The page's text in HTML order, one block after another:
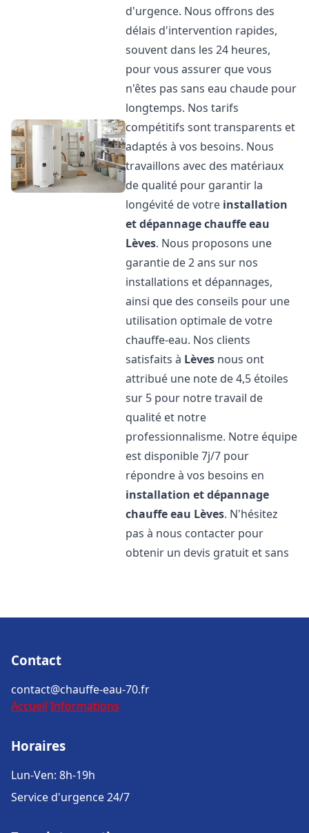
d'urgence. Nous offrons des
délais d'intervention rapides,
souvent dans les 24 heures,
pour vous assurer que vous
n'êtes pas sans eau chaude pour
longtemps. Nos tarifs
compétitifs sont transparents et
adaptés à vos besoins. Nous
travaillons avec des matériaux
de qualité pour garantir la
longévité de votre installation
et dépannage chauffe eau
Lèves. Nous proposons une
garantie de 2 ans sur nos
installations et dépannages,
ainsi que des conseils pour une
utilisation optimale de votre
chauffe-eau. Nos clients
satisfaits à Lèves nous ont
attribué une note de 4,5 étoiles
sur 5 pour notre travail de
qualité et notre
professionnalisme. Notre équipe
est disponible 7j/7 pour
répondre à vos besoins en
installation et dépannage
chauffe eau Lèves. N'hésitez
pas à nous contacter pour
obtenir un devis gratuit et sans
Contact
contact@chauffe-eau-70.fr
Accueil Informations
Horaires
Lun-Ven: 8h-19h
Service d'urgence 24/7